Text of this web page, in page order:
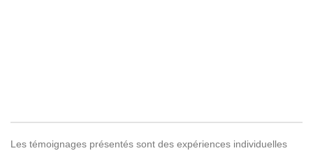
Les témoignages présentés sont des expériences individuelles